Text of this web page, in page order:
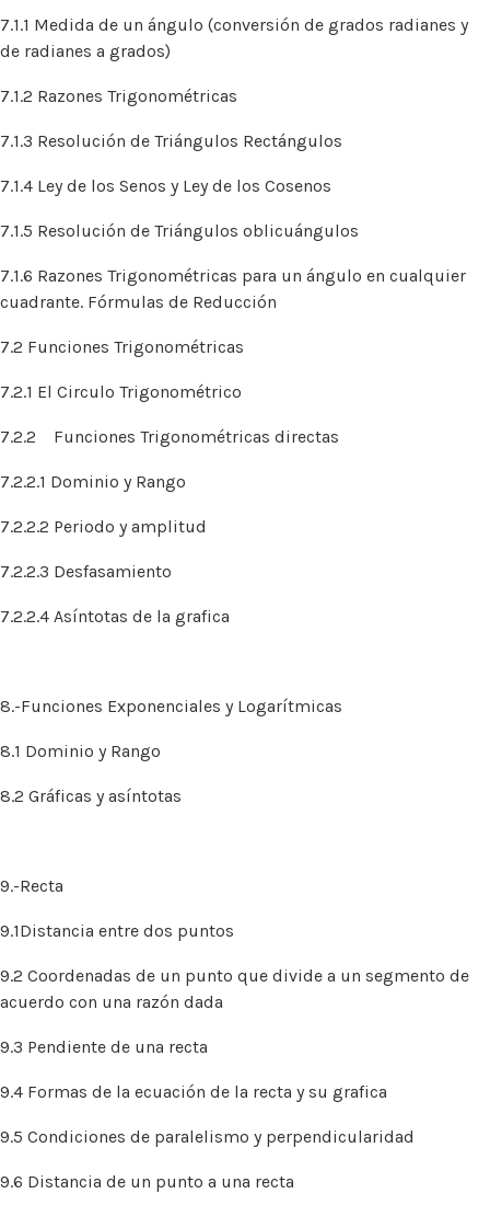
7.1.1 Medida de un ángulo (conversión de grados radianes y
de radianes a grados)
7.1.2 Razones Trigonométricas
7.1.3 Resolución de Triángulos Rectángulos
7.1.4 Ley de los Senos y Ley de los Cosenos
7.1.5 Resolución de Triángulos oblicuángulos
7.1.6 Razones Trigonométricas para un ángulo en cualquier
cuadrante. Fórmulas de Reducción
7.2 Funciones Trigonométricas
7.2.1 El Circulo Trigonométrico
7.2.2 Funciones Trigonométricas directas
7.2.2.1 Dominio y Rango
7.2.2.2 Periodo y amplitud
7.2.2.3 Desfasamiento
7.2.2.4 Asíntotas de la grafica
8.-Funciones Exponenciales y Logarítmicas
8.1 Dominio y Rango
8.2 Gráficas y asíntotas
9.-Recta
9.1Distancia entre dos puntos
9.2 Coordenadas de un punto que divide a un segmento de
acuerdo con una razón dada
9.3 Pendiente de una recta
9.4 Formas de la ecuación de la recta y su grafica
9.5 Condiciones de paralelismo y perpendicularidad
9.6 Distancia de un punto a una recta